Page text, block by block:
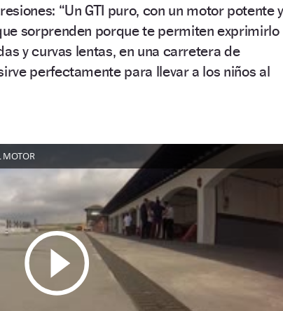
“Un GTI puro, con un motor potente y
sorprenden porque te permiten exprimirlo
y curvas lentas, en una carretera de
perfectamente para llevar a los niños al
MOTOR